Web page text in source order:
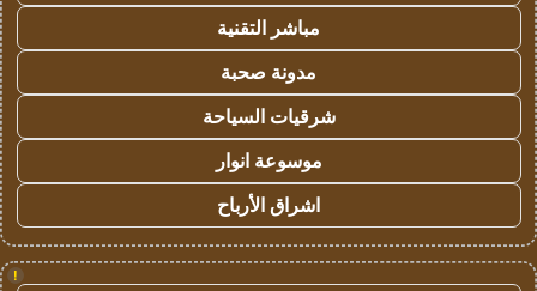
مباشر التقنية
مدونة صحبة
شرقيات السياحة
موسوعة انوار
اشراق الأرباح
!